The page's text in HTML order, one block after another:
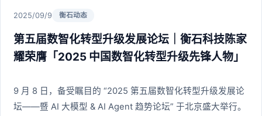
2025/09/9 衡石动态
第五届数智化转型升级发展论坛｜衡石科技陈家
耀荣膺「2025 中国数智化转型升级先锋人物」
9 月 8 日，备受瞩目的 “2025 第五届数智化转型升级发展论
坛——暨 AI 大模型 & AI Agent 趋势论坛” 于北京盛大举行。